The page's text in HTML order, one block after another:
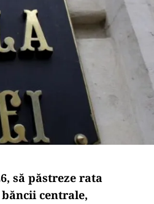
să păstreze rata
centrale,